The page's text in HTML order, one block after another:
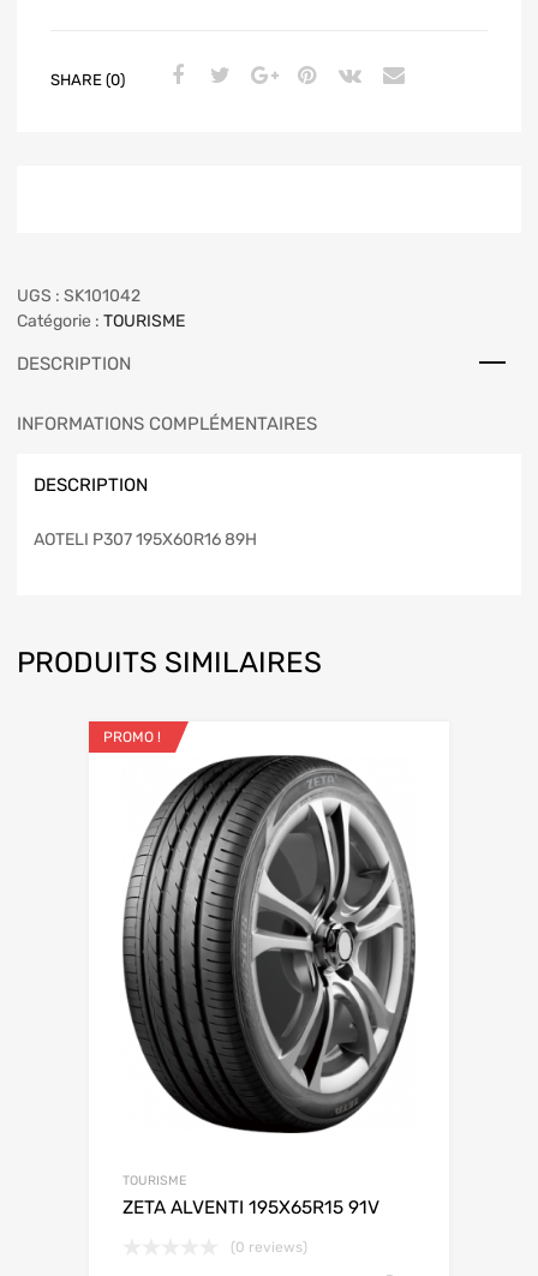
SHARE (0)
UGS : SK101042
Catégorie : TOURISME
DESCRIPTION
INFORMATIONS COMPLÉMENTAIRES
DESCRIPTION
AOTELI P307 195X60R16 89H
PRODUITS SIMILAIRES
PROMO !
TOURISME
ZETA ALVENTI 195X65R15 91V
(0 reviews)